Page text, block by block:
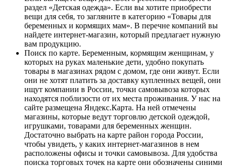
раздел «Детская одежда». Если вы хотите приобрести
вещи для себя, то загляните в категорию «Товары для
беременных и кормящих мам». В перечне компаний вы
найдете интернет-магазин, который предлагает нужную
вам продукцию.
Поиск по карте. Беременным, кормящим женщинам, у
которых на руках маленькие дети, удобно покупать
товары в магазинах рядом с домом, где они живут. Если
они не хотят платить за доставку купленных вещей, они
ищут компании в России, точки самовывоза которых
находятся поблизости от их места проживания. У нас на
сайте размещена Яндекс.Карта. На ней отмечены
магазины, которые ведут торговлю детской одеждой,
игрушками, товарами для беременных женщин.
Достаточно выбрать на карте район города России,
чтобы увидеть, у каких интернет-магазинов в нем
расположены офисы и точки самовывоза. Для удобства
поиска торговых точек на карте они обозначены синими